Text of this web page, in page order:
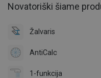
Novatoriški šiame
Žalvaris
AntiCalc
1-funkcija